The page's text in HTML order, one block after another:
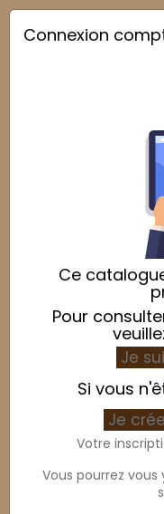

Connexion
Ce
Pour
Je
Si vous
Je
Votre
Vous pourrez